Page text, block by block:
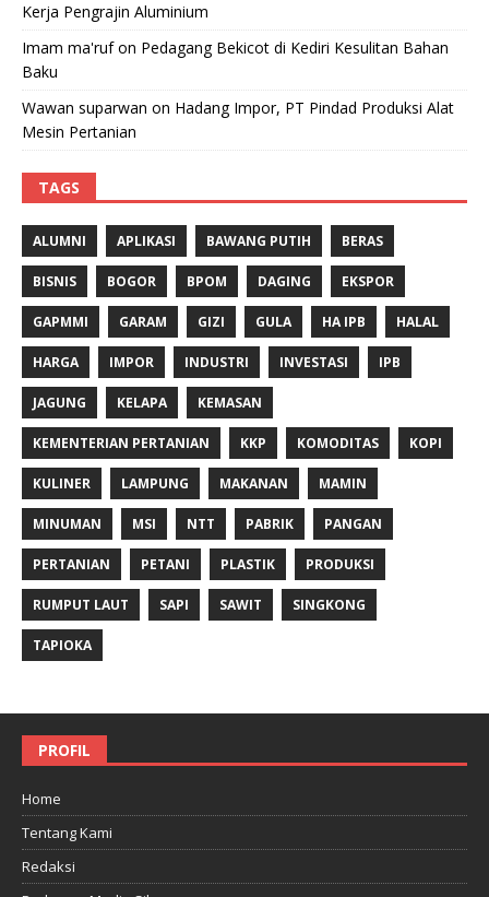
Kerja Pengrajin Aluminium
Imam ma'rufon Pedagang Bekicot di Kediri Kesulitan Bahan
Baku
Wawan suparwan on Hadang Impor, PT Pindad Produksi Alat
Mesin Pertanian
TAGS
ALUMNI APLIKASI BAWANG PUTIH BERAS
BISNIS BOGOR BPOM DAGING EKSPOR
GAPMMI GARAM GIZI GULA HA IPB HALAL
HARGA IMPOR INDUSTRI INVESTASI IPB
JAGUNG KELAPA KEMASAN
KEMENTERIAN PERTANIAN KKP KOMODITAS KOPI
KULINER LAMPUNG MAKANAN MAMIN
MINUMAN MSI NTT PABRIK PANGAN
PERTANIAN PETANI PLASTIK PRODUKSI
RUMPUT LAUT SAPI SAWIT SINGKONG
TAPIOKA
PROFIL
Home
Tentang Kami
Redaksi